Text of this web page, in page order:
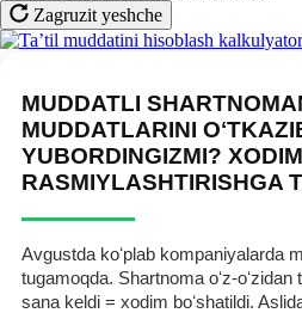
Zagruzit yeshche
MUDDATLI
MUDDATLARINI
YUBORDINGIZMI?
RASMIYLASHTIRISHGA
Avgustda koʻplab kompaniyalarda
tugamoqda. Shartnoma oʻz-
sana keldi = хodim boʻshatildi.